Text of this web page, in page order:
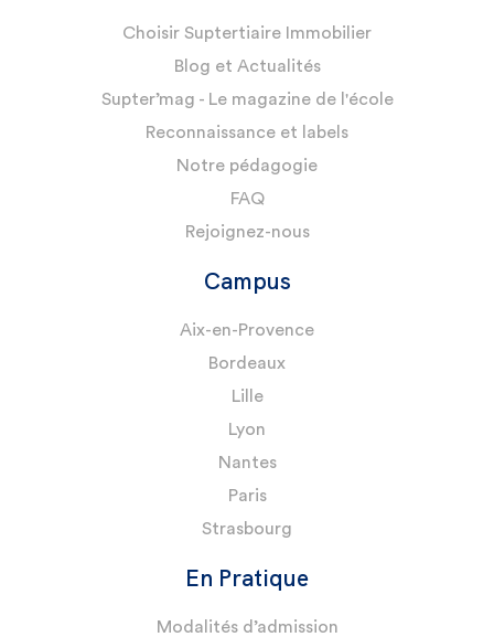
Choisir Suptertiaire Immobilier
Blog et Actualités
Supter’mag - Le magazine de l'école
Reconnaissance et labels
Notre pédagogie
FAQ
Rejoignez-nous
Campus
Aix-en-Provence
Bordeaux
Lille
Lyon
Nantes
Paris
Strasbourg
En Pratique
Modalités d’admission